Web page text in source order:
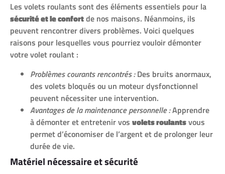
Les volets roulants sont des éléments essentiels pour la
sécurité et le confortde nos maisons. Néanmoins, ils
peuvent rencontrer divers problèmes. Voici quelques
raisons pour lesquelles vous pourriez vouloir démonter
votre volet roulant :
Problèmes courants rencontrés :Des bruits anormaux,
des volets bloqués ou un moteur dysfonctionnel
peuvent nécessiter une intervention.
Avantages de la maintenance personnelle :Apprendre
à démonter et entretenir vos volets roulantsvous
permet d’économiser de l’argent et de prolonger leur
durée de vie.
Matériel nécessaire et sécurité